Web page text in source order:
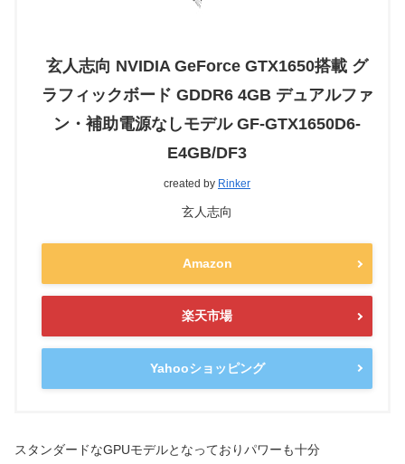
玄人志向 NVIDIA GeForce GTX1650搭載 グ
ラフィックボード GDDR6 4GB デュアルファ
ン・補助電源なしモデル GF-GTX1650D6-
E4GB/DF3
created by Rinker
玄人志向
Amazon
楽天市場
Yahooショッピング
スタンダードなGPUモデルとなっておりパワーも十分